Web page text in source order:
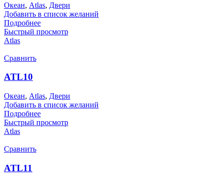
Океан, Atlas, Двери
Добавить в список желаний
Подробнее
Быстрый просмотр
Atlas
Сравнить
ATL10
Океан, Atlas, Двери
Добавить в список желаний
Подробнее
Быстрый просмотр
Atlas
Сравнить
ATL11